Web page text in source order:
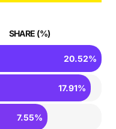
SHARE (%)
20.52%
17.91%
7.55%